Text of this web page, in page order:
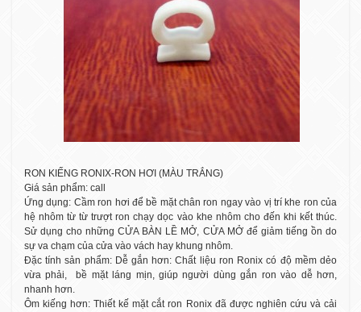
RON KIẾNG RONIX-RON HƠI (MÀU TRẮNG)
Giá sản phẩm: call
Ứng dụng: Cầm ron hơi để bề mặt chân ron ngay vào vị trí khe ron của
hệ nhôm từ từ trượt ron chạy dọc vào khe nhôm cho đến khi kết thúc.
Sử dụng cho những CỬA BÀN LỀ MỞ, CỬA MỞ để giảm tiếng ồn do
sự va chạm của cửa vào vách hay khung nhôm.
Đặc tính sản phẩm: Dễ gắn hơn: Chất liệu ron Ronix có độ mềm dẻo
vừa phải, bề mặt láng mịn, giúp người dùng gắn ron vào dễ hơn,
nhanh hơn.
Ôm kiếng hơn: Thiết kế mặt cắt ron Ronix đã được nghiên cứu và cải